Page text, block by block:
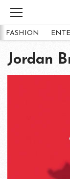
FASHION
Jordan